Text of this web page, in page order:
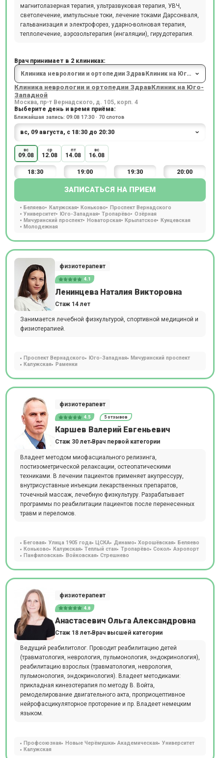
магнитолазерная терапия, ультразвуковая терапия, УВЧ,
светолечение, импульсные токи, лечение токами Дарсонваля,
гальванизация и электрофорез, ударно-волновая терапия,
теплолечение, аэрозольтерапия (ингаляции), гирудотерапия.
Врач принимает в 2 клиниках:
Клиника неврологии и ортопедии ЗдравКлиник на Юго-
Западной
Москва, пр-т Вернадского, д. 105, корп. 4
Выберите день и время приёма:
Ближайшая запись: 09.08 17:30 · 70 слотов
вс
09.08
ср
12.08
пт
14.08
вс
16.08
18:30 19:00 19:30 20:00
ЗАПИСАТЬСЯ НА ПРИЕМ
Беляево Калужская Коньково
Проспект Вернадского
Университет
Юго-Западная Тропарёво
Озёрная
Мичуринский проспект
Новаторская Крылатское
Кунцевская
Молодежная
физиотерапевт
4.1
Ленинцева Наталия Викторовна
Стаж 14 лет
Занимается лечебной физкультурой, спортивной медициной и
физиотерапией.
Проспект Вернадского Юго-Западная
Мичуринский проспект
Калужская
Раменки
физиотерапевт
4.5 5 отзывов
Каршев Валерий Евгеньевич
Стаж 30 лет Врач первой категории
Владеет методом миофасциального релизинга,
постизометрической релаксации, остеопатическими
техниками. В лечении пациентов применяет акупрессуру,
внутрисуставные инъекции лекарственных препаратов,
точечный массаж, лечебную физкультуру. Разрабатывает
программы по реабилитации пациентов после перенесенных
травм и переломов.
Беговая Улица 1905 года ЦСКА Динамо Хорошёвская
Беляево
Коньково
Калужская Теплый стан Тропарёво Сокол
Аэропорт
Панфиловская
Войковская Стрешнево
физиотерапевт
4.8
Анастасевич Ольга Александровна
Стаж 18 лет Врач высшей категории
Ведущий реабилитолог. Проводит реабилитацию детей
(травматология, неврология, пульмонология, эндокринология),
реабилитацию взрослых (травматология, неврология,
пульмонология, эндокринология). Владеет методиками:
прикладная кинезотерапия по методу В. Войта,
ремоделирование двигательного акта, проприоцептивное
нейрофасцикуляторное проторение и пр. Владеет немецким
языком.
Профсоюзная Новые Черёмушки Академическая
Университет
Калужская